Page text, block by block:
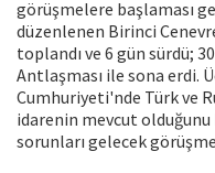
görüşmelere başlaması
düzenlenen Birinci
toplandı ve 6 gün sürdü;
Antlaşması ile sona erdi.
Cumhuriyeti'nde Türk ve
idarenin mevcut
sorunları gelecek